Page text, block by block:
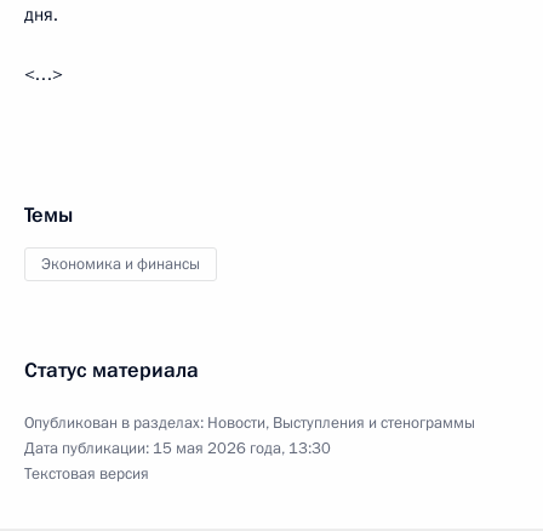
дня.
<…>
Темы
Экономика и финансы
Статус материала
Опубликован в разделах: Новости, Выступления и стенограммы
Дата публикации: 15 мая 2026 года, 13:30
Текстовая версия